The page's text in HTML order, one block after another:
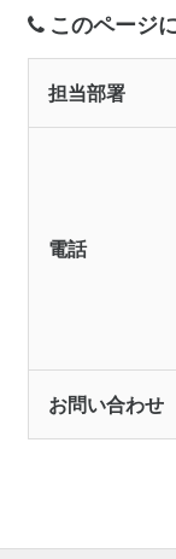
このページ
担当部署
電話
お問い合わせ